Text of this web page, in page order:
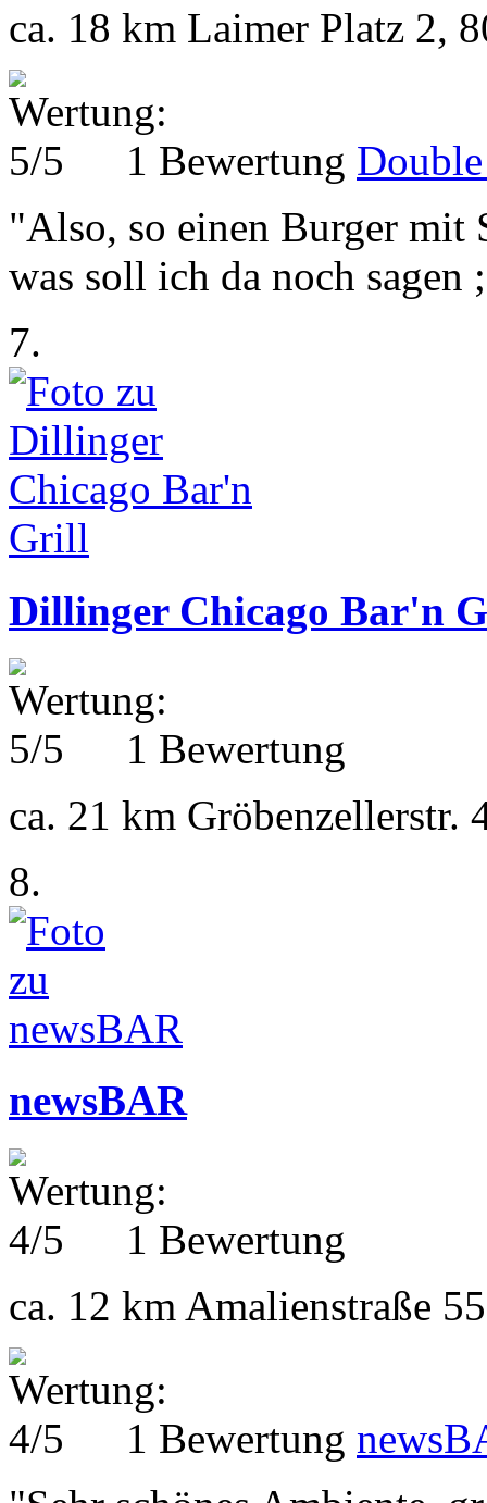
ca. 18 km Laimer Platz 2,
1 Bewertung
"Also, so einen Burger mit
was soll ich da noch sagen
7.
Dillinger Chicago Bar'n
1 Bewertung
ca. 21 km Gröbenzellerstr.
8.
newsBAR
1 Bewertung
ca. 12 km Amalienstraße
1 Bewertung